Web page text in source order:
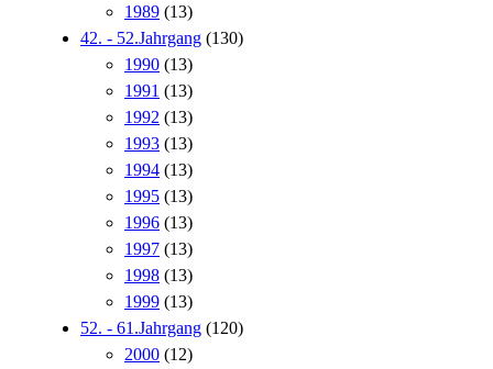
1989 (13)
42. - 52.Jahrgang (130)
1990 (13)
1991 (13)
1992 (13)
1993 (13)
1994 (13)
1995 (13)
1996 (13)
1997 (13)
1998 (13)
1999 (13)
52. - 61.Jahrgang (120)
2000 (12)